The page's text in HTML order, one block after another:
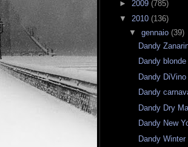
► 2009 (785)
▼ 2010 (136)
▼ gennaio (39)
Dandy
Dandy blonde
Dandy DiVino
Dandy
Dandy Dry
Dandy New
Dandy Winter